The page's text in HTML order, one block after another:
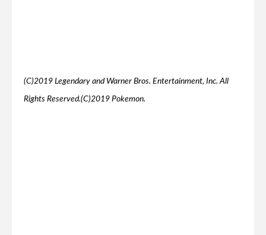
(C)2019 Legendary and Warner Bros. Entertainment, Inc. All
Rights Reserved.(C)2019 Pokemon.